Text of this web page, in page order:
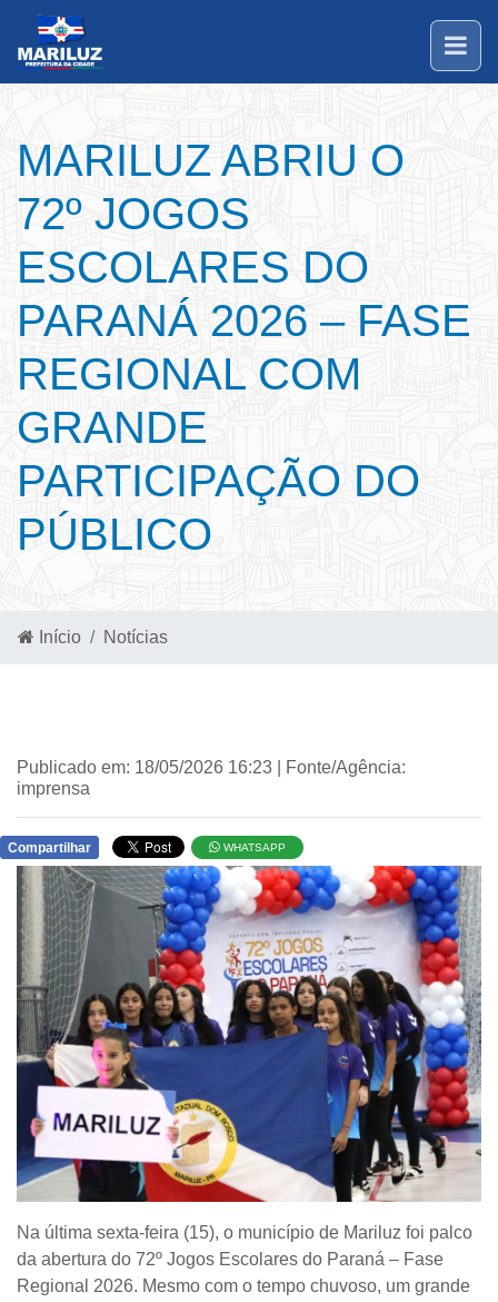
MARILUZ ABRIU O
72º JOGOS
ESCOLARES DO
PARANÁ 2026 – FASE
REGIONAL COM
GRANDE
PARTICIPAÇÃO DO
PÚBLICO
Início Notícias
Publicado em: 18/05/2026 16:23 | Fonte/Agência:
imprensa
Compartilhar WHATSAPP
Na última sexta-feira (15), o município de Mariluz foi palco
da abertura do 72º Jogos Escolares do Paraná – Fase
Regional 2026. Mesmo com o tempo chuvoso, um grande